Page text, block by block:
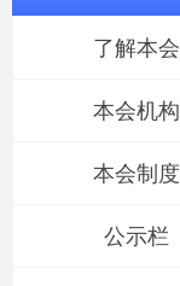
了解本会
本会机构
本会制度
公示栏